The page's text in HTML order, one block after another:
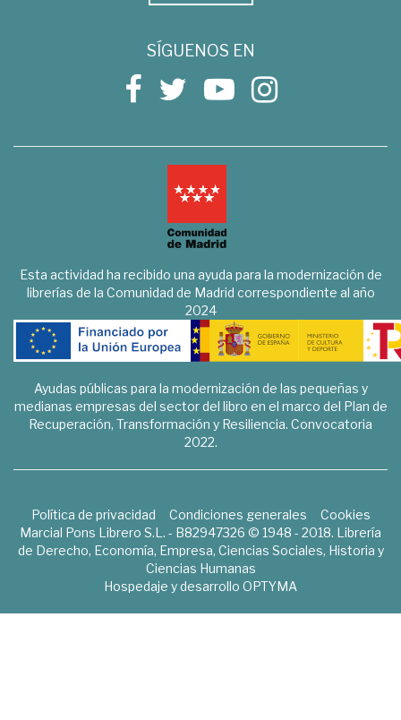
SÍGUENOS EN
Esta actividad ha recibido una ayuda para la modernización de
librerías de la Comunidad de Madrid correspondiente al año
2024
Ayudas públicas para la modernización de las pequeñas y
medianas empresas del sector del libro en el marco del Plan de
Recuperación, Transformación y Resiliencia. Convocatoria
2022.
Política de privacidad Condiciones generales
Cookies
Marcial Pons Librero S.L. - B82947326 © 1948 - 2018. Librería
de Derecho, Economía, Empresa, Ciencias Sociales, Historia y
Ciencias Humanas
Hospedaje y desarrollo OPTYMA